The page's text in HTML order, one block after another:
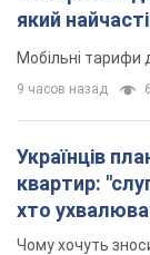
який
Мобільні тарифи
9 часов назад
Українців
квартир:
хто
знесення
Чому хочуть